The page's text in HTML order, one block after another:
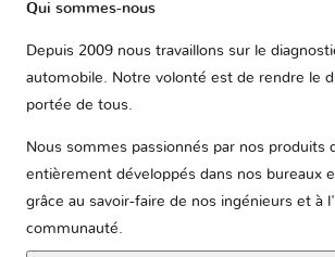
Qui sommes-nous
Depuis 2009 nous travaillons sur le
automobile. Notre volonté est de rendre le
portée de tous.
Nous sommes passionnés par nos produits
entièrement développés dans nos bureaux
grâce au savoir-faire de nos ingénieurs et à
communauté.